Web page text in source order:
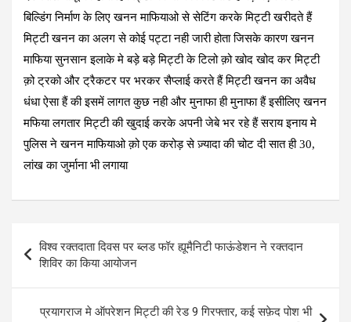
बिल्डिंग निर्माण के लिए खनन माफियाओ से सेटिंग करके मिट्टी खरीदते हैं
मिट्टी खनन का अलग से कोई पट्टा नही जारी होता जिसके कारण खनन
माफिया सुनसान इलाके मे बड़े बड़े मिट्टी के टिलो क़ो खोद खोद कर मिट्टी
क़ो ट्रको और ट्रैकटर पर भरकर सैप्लाई करते हैं मिट्टी खनन का अवैध
धंधा ऐसा हैं की इसमें लागत कुछ नही और मुनाफा ही मुनाफा हैं इसीलिए खनन
मफिया लगतार मिट्टी की खुदाई करके अपनी जेबे भर रहे हैं सराय इनाय मे
पुलिस ने खनन माफियाओ क़ो एक करोड़ से ज़्यादा की चोट दी सात ही 30,
लांख का जुर्माना भी लगाया
navigation
विश्व रक्तदाता दिवस पर ब्लड फॉर ह्यूमैनिटी फाऊंडेशन ने रक्तदान
शिविर का किया आयोजन
प्रयागराज मे ऑपरेशन मिट्टी की रेड 9 गिरफ्तार, कई सफ़ेद पोश भी